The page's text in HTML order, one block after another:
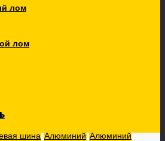
лом
лом
Электродвигатели
лом (1)
шина Алюминий Алюминий